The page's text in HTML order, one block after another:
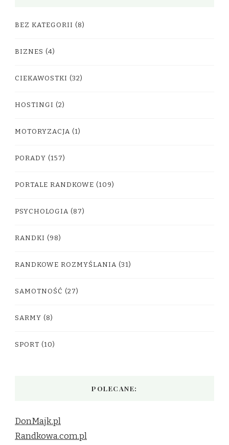
BEZ KATEGORII (8)
BIZNES (4)
CIEKAWOSTKI (32)
HOSTINGI (2)
MOTORYZACJA (1)
PORADY (157)
PORTALE RANDKOWE (109)
PSYCHOLOGIA (87)
RANDKI (98)
RANDKOWE ROZMYŚLANIA (31)
SAMOTNOŚĆ (27)
SARMY (8)
SPORT (10)
POLECANE:
DonMajk.pl
Randkowa.com.pl